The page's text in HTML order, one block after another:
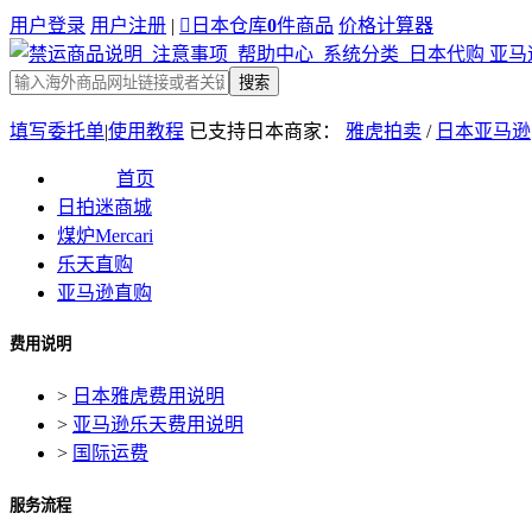
用户登录 用户注册 |  日本仓库0件商品 价格计算器
搜索
填写委托单|使用教程 已支持日本商家： 雅虎拍卖 / 日本亚马逊
首页
日拍迷商城
煤炉Mercari
乐天直购
亚马逊直购
费用说明
> 日本雅虎费用说明
> 亚马逊乐天费用说明
> 国际运费
服务流程